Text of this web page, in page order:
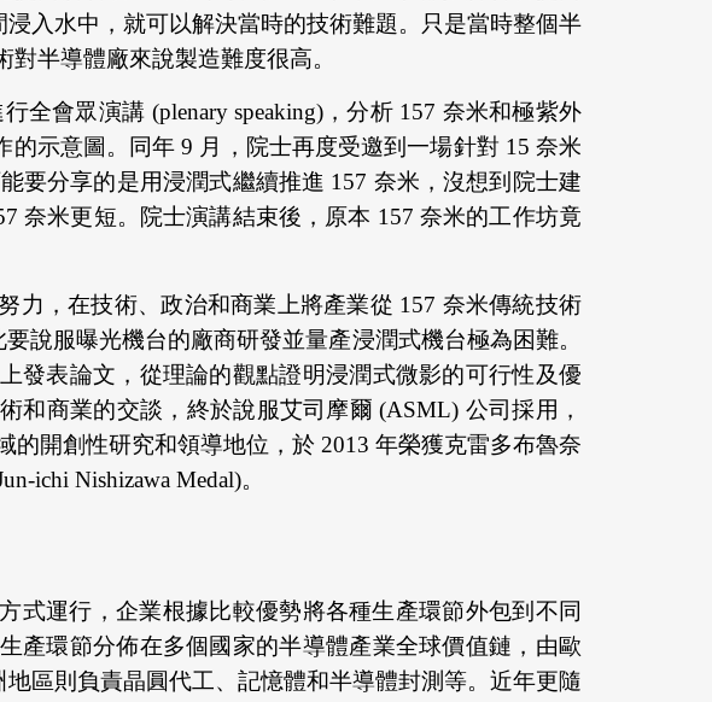
入水中，就可以解決當時的技術難題。只是當時整個半
半導體廠來說製造難度很高。
全會眾演講 (plenary speaking)，分析 157 奈米和極紫外
示意圖。同年 9 月，院士再度受邀到一場針對 15 奈米
要分享的是用浸潤式繼續推進 157 奈米，沒想到院士建
奈米更短。院士演講結束後，原本 157 奈米的工作坊竟
力，在技術、政治和商業上將產業從 157 奈米傳統技術
說服曝光機台的廠商研發並量產浸潤式機台極為困難。
發表論文，從理論的觀點證明浸潤式微影的可行性及優
商業的交談，終於說服艾司摩爾 (ASML) 公司採用，
開創性研究和領導地位，於 2013 年榮獲克雷多布魯奈
ichi Nishizawa Medal)。
式運行，企業根據比較優勢將各種生產環節外包到不同
產環節分佈在多個國家的半導體產業全球價值鏈，由歐
地區則負責晶圓代工、記憶體和半導體封測等。近年更隨